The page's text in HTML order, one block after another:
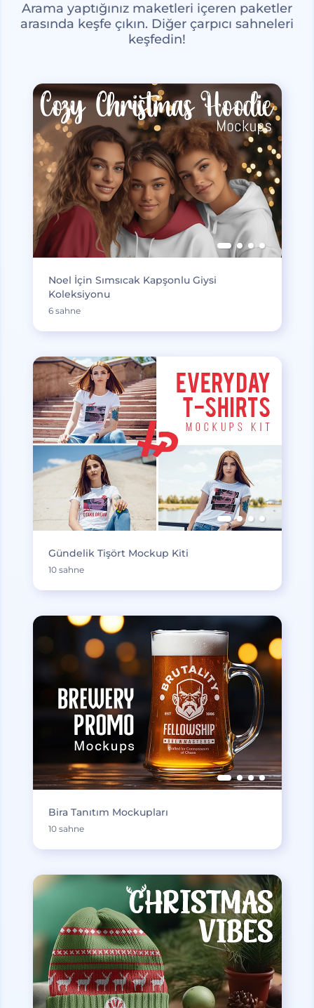
Arama yaptığınız maketleri içeren paketler
arasında keşfe çıkın. Diğer çarpıcı sahneleri
keşfedin!
Noel İçin Sımsıcak Kapşonlu Giysi
Koleksiyonu
6 sahne
Gündelik Tişört Mockup Kiti
10 sahne
Bira Tanıtım Mockupları
10 sahne